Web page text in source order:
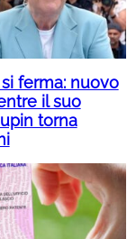
ferma: nuovo
il suo
torna